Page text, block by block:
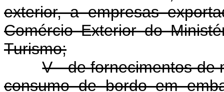
exterior, a empresas
Comércio Exterior do
Turismo;
V - de fornecimentos de
consumo de bordo em